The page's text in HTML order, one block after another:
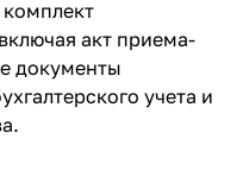
акт приема-
документы
учета и